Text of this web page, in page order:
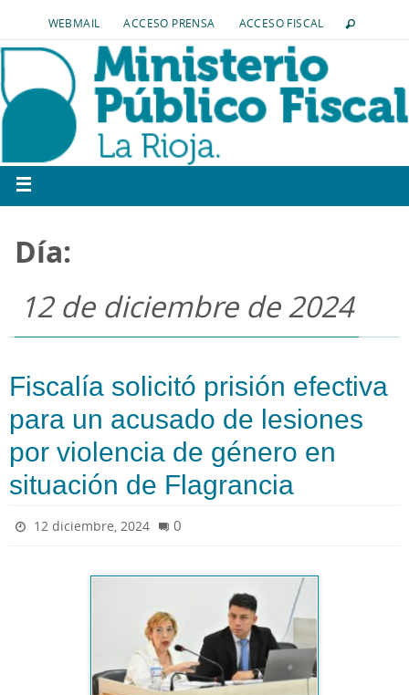
WEBMAIL ACCESO PRENSA ACCESO FISCAL
Día:
12 de diciembre de 2024
Fiscalía solicitó prisión efectiva
para un acusado de lesiones
por violencia de género en
situación de Flagrancia
12 diciembre, 2024 0